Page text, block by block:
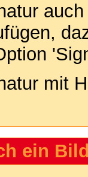
mit
ein